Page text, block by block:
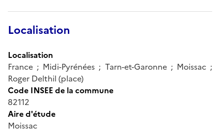
Localisation
Localisation
France ; Midi-Pyrénées ; Tarn-et-Garonne ; Moissac ;
Roger Delthil (place)
Code INSEE de la commune
82112
Aire d'étude
Moissac